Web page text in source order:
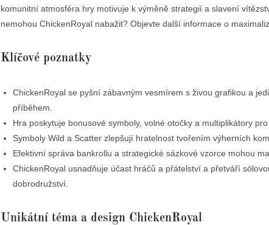
komunitní atmosféra hry motivuje k výměně strategií a slavení
nemohou ChickenRoyal nabažit? Objevte další informace o
Klíčové poznatky
ChickenRoyal se pyšní zábavným vesmírem s živou grafikou a
příběhem.
Hra poskytuje bonusové symboly, volné otočky a multiplikátory
Symboly Wild a Scatter zlepšují hratelnost tvořením výherních
Efektivní správa bankrollu a strategické sázkové vzorce mohou
ChickenRoyal usnadňuje účast hráčů a přátelství a přetváří
dobrodružství.
Unikátní téma a design ChickenRoyal